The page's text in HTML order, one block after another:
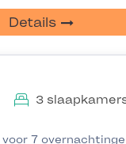
Details
3
voor 7